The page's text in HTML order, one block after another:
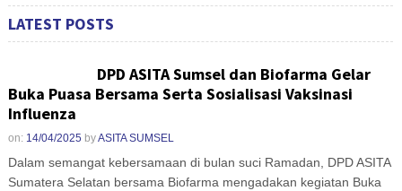
LATEST POSTS
DPD ASITA Sumsel dan Biofarma Gelar
Buka Puasa Bersama Serta Sosialisasi Vaksinasi
Influenza
on: 14/04/2025 byASITA SUMSEL
Dalam semangat kebersamaan di bulan suci Ramadan, DPD ASITA
Sumatera Selatan bersama Biofarma mengadakan kegiatan Buka